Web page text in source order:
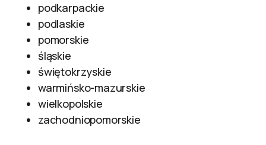
podkarpackie
podlaskie
pomorskie
śląskie
świętokrzyskie
warmińsko-mazurskie
wielkopolskie
zachodniopomorskie